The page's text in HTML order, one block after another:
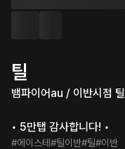
틸
뱀파이어au / 이반시점 틸
• 5만탭 감사합니다! •
#에이스테 #틸이반#틸#이반